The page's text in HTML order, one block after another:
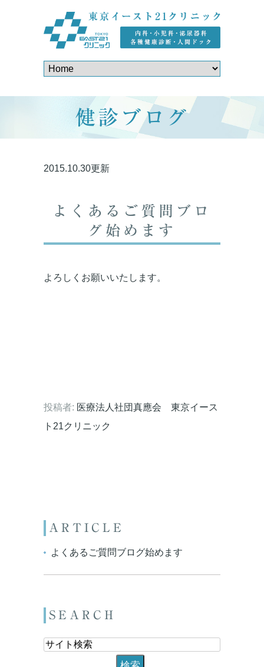
健診ブログ
2015.10.30更新
よくあるご質問ブロ
グ始めます
よろしくお願いいたします。
投稿者: 医療法人社団真應会 東京イース
ト21クリニック
ARTICLE
よくあるご質問ブログ始めます
SEARCH